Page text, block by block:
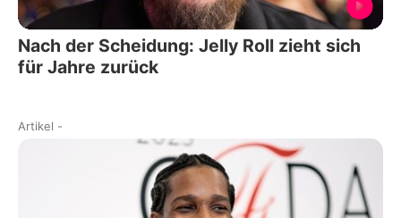
Nach der Scheidung: Jelly Roll zieht sich
für Jahre zurück
Artikel -